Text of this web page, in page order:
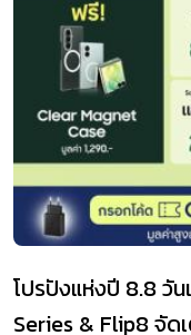
โปรปังแห่งปี 8.8 วั
Series & Flip8 จัด